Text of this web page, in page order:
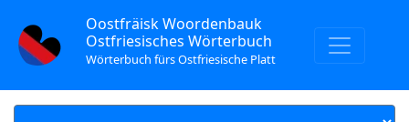
Oostfräisk Woordenbauk
Ostfriesisches Wörterbuch
Wörterbuch fürs Ostfriesische Platt